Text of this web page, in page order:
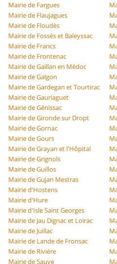
Mairie de Fargues
Mairie de Flaujagues
Mairie de Floudès
Mairie de Fossès et Baleyssac
Mairie de Francs
Mairie de Frontenac
Mairie de Gaillan en Médoc
Mairie de Galgon
Mairie de Gardegan et Tourtirac
Mairie de Gauriaguet
Mairie de Génissac
Mairie de Gironde sur Dropt
Mairie de Gornac
Mairie de Gours
Mairie de Grayan et l'Hôpital
Mairie de Grignols
Mairie de Guillos
Mairie de Gujan Mestras
Mairie d'Hostens
Mairie d'Hure
Mairie d'Isle Saint Georges
Mairie de Jau Dignac et Loirac
Mairie de Juillac
Mairie de Lande de Fronsac
Mairie de Rivière
Mairie de Sauve